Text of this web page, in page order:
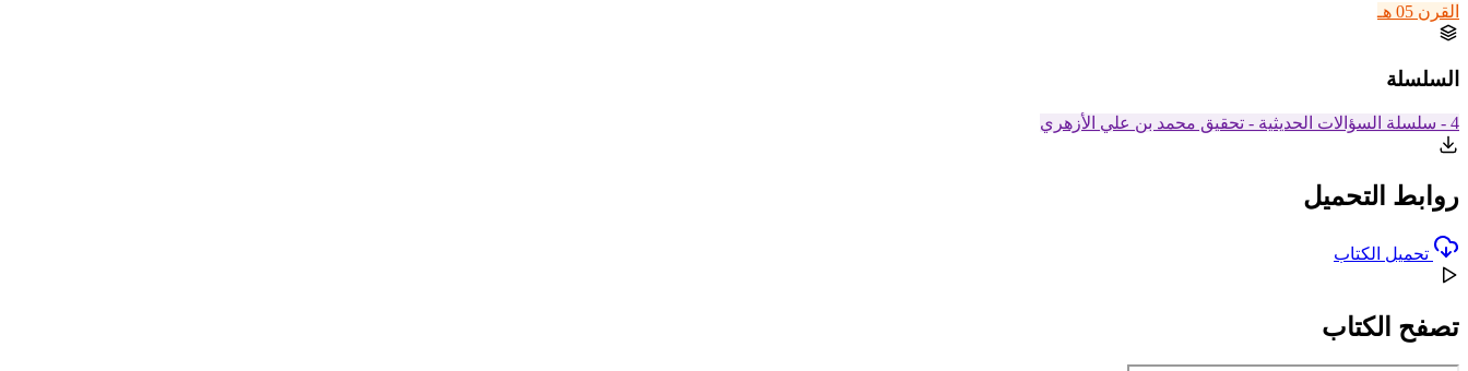
القرن 05 هـ
السلسلة
4 - سلسلة السؤالات الحديثية - تحقيق محمد بن علي الأزهري
روابط التحميل
تحميل الكتاب
تصفح الكتاب